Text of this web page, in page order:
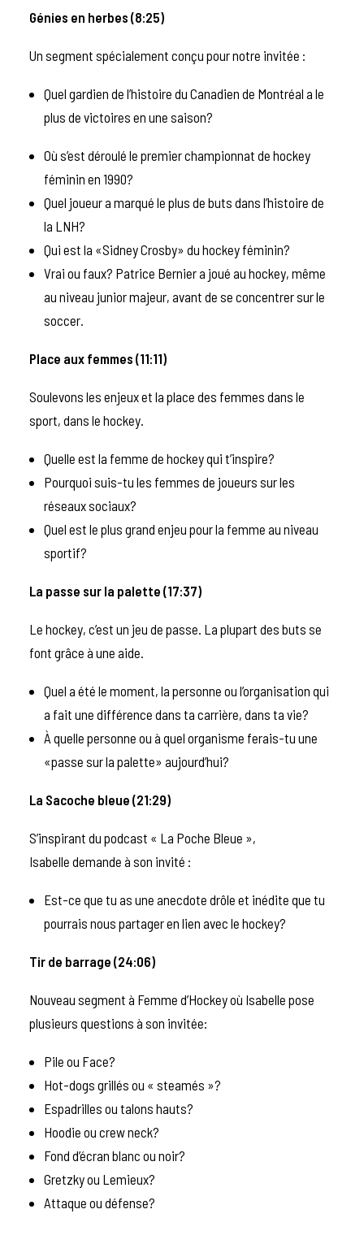
Génies en herbes (8:25)
Un segment spécialement conçu pour notre invitée :
Quel gardien de l’histoire du Canadien de Montréal a le
plus de victoires en une saison?
Où s’est déroulé le premier championnat de hockey
féminin en 1990?
Quel joueur a marqué le plus de buts dans l’histoire de
la LNH?
Qui est la «Sidney Crosby» du hockey féminin?
Vrai ou faux? Patrice Bernier a joué au hockey, même
au niveau junior majeur, avant de se concentrer sur le
soccer.
Place aux femmes (11:11)
Soulevons les enjeux et la place des femmes dans le
sport, dans le hockey.
Quelle est la femme de hockey qui t’inspire?
Pourquoi suis-tu les femmes de joueurs sur les
réseaux sociaux?
Quel est le plus grand enjeu pour la femme au niveau
sportif?
La passe sur la palette (17:37)
Le hockey, c’est un jeu de passe. La plupart des buts se
font grâce à une aide.
Quel a été le moment, la personne ou l’organisation qui
a fait une différence dans ta carrière, dans ta vie?
À quelle personne ou à quel organisme ferais-tu une
«passe sur la palette» aujourd’hui?
La Sacoche bleue (21:29)
S’inspirant du podcast « La Poche Bleue »,
Isabelle demande à son invité :
Est-ce que tu as une anecdote drôle et inédite que tu
pourrais nous partager en lien avec le hockey?
Tir de barrage (24:06)
Nouveau segment à Femme d’Hockey où Isabelle pose
plusieurs questions à son invitée:
Pile ou Face?
Hot-dogs grillés ou « steamés »?
Espadrilles ou talons hauts?
Hoodie ou crew neck?
Fond d’écran blanc ou noir?
Gretzky ou Lemieux?
Attaque ou défense?